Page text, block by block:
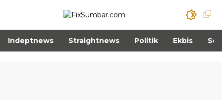
Indeptnews Straightnews Politik Ekbis